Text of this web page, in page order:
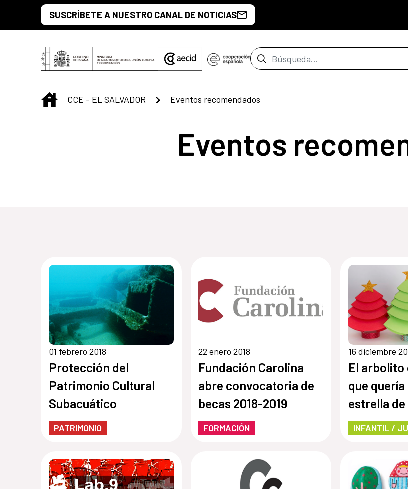
Saltar al contenido principal
SUSCRÍBETE A NUESTRO CANAL DE NOTICIAS
Barra de búsqueda
INICIO
CCE - EL SALVADOR Eventos recomendados
Eventos
01 febrero 2018
Protección del
Patrimonio Cultural
Subacuático
PATRIMONIO
22 enero 2018
Fundación Carolina
abre convocatoria de
becas 2018-2019
FORMACIÓN
16 diciembre
El arbolito
que
estrella
INFANTIL /